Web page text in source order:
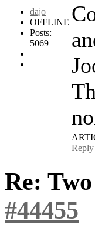
dajo
OFFLINE
Posts:
5069
Reply
Re:
#44455